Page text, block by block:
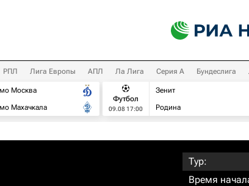
РПЛ Лига Европы АПЛ Ла Лига Серия А Бундеслига
Москва
Махачкала
Футбол
09.08 17:00
Зенит
Родина
Тур:
Время